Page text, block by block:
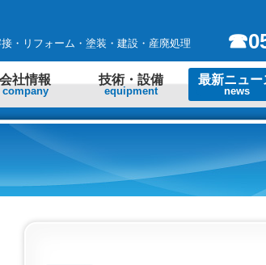
・リフォーム・塗装・建設・産廃処理
会社情報
company
技術・設備
equipment
最新ニュー
news